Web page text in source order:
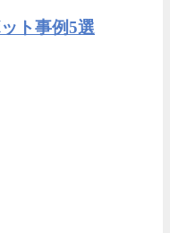
ト事例5選